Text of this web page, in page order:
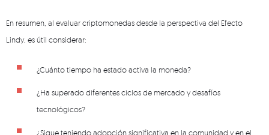
En resumen, al evaluar criptomonedas desde la perspectiva del Efecto
Lindy, es útil considerar:
¿Cuánto tiempo ha estado activa la moneda?
¿Ha superado diferentes ciclos de mercado y desafíos
tecnológicos?
¿Sigue teniendo adopción significativa en la comunidad y en el